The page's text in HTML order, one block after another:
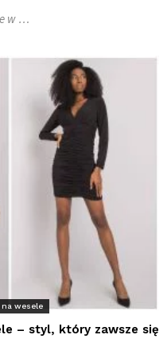
w …
wesele
– styl, który zawsze się